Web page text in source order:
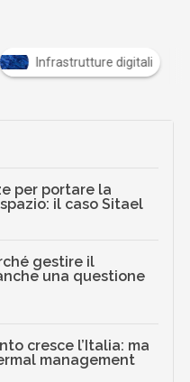
Infrastrutture
per portare la
il caso Sitael
gestire il
una questione
cresce l’Italia: ma
management